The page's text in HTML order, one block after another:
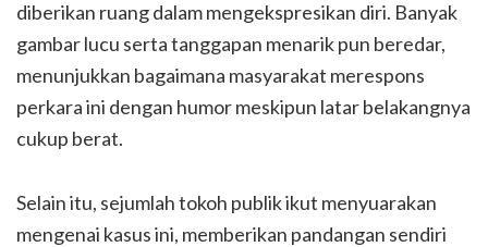
diberikan ruang dalam mengekspresikan diri. Banyak
gambar lucu serta tanggapan menarik pun beredar,
menunjukkan bagaimana masyarakat merespons
perkara ini dengan humor meskipun latar belakangnya
cukup berat.
Selain itu, sejumlah tokoh publik ikut menyuarakan
mengenai kasus ini, memberikan pandangan sendiri